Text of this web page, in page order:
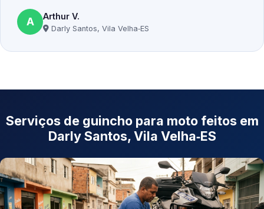
A Arthur V.
Darly Santos, Vila Velha‑ES
Serviços de guincho para moto feitos em
Darly Santos, Vila Velha‑ES